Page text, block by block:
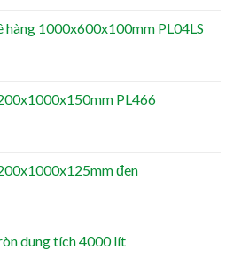
hàng 1000x600x100mm PL04LS
PL466
đen
dung tích 4000 lít